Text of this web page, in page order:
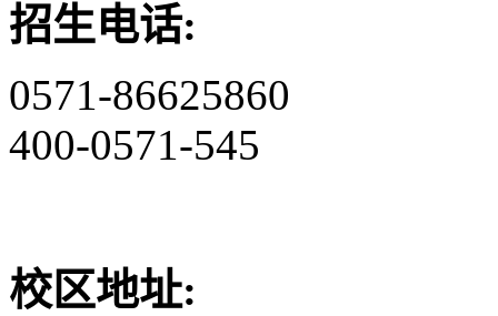
招生电话:
0571-86625860
400-0571-545
校区地址: